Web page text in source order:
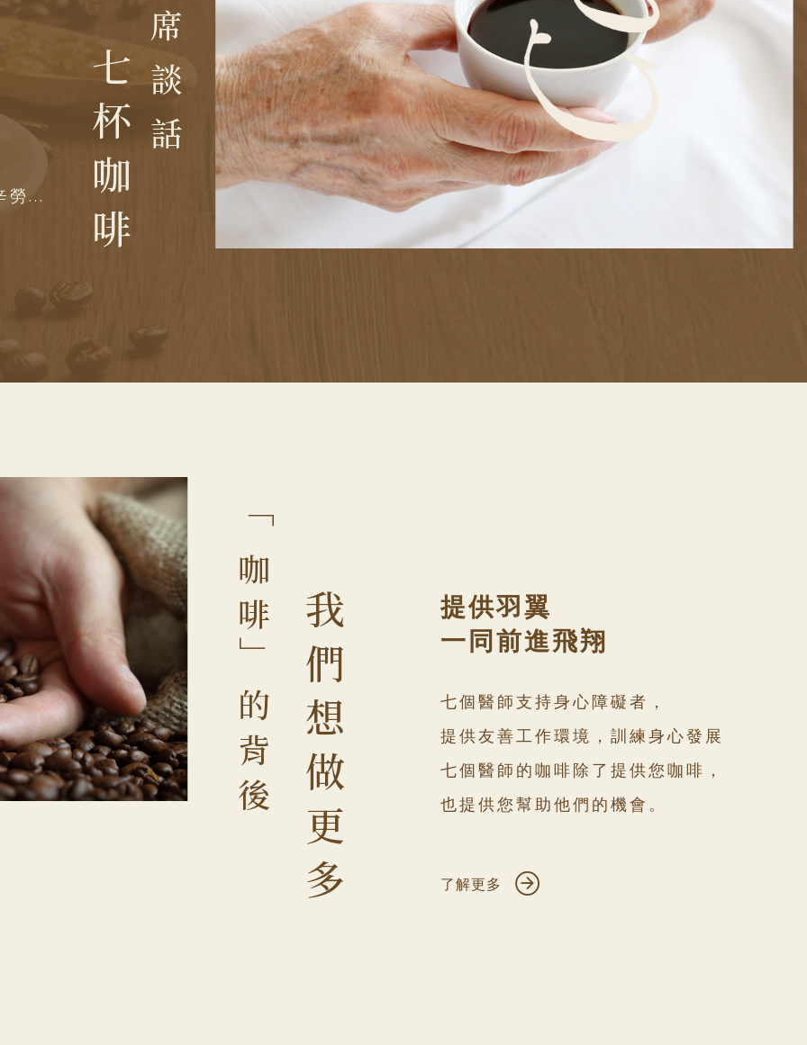
七
杯
咖
啡
席
談
話
勞...
我
們
想
做
更
多
「
咖
啡
」
的
背
後
提供羽翼
一同前進飛翔
七個醫師支持身心障礙者，
提供友善工作環境，訓練身心發展
七個醫師的咖啡除了提供您咖啡，
也提供您幫助他們的機會。
了解更多